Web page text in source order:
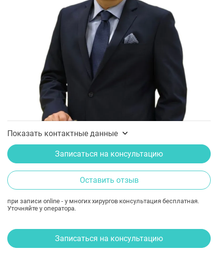
Показать контактные данные
Записаться на консультацию
Оставить отзыв
при записи online - у многих хирургов консультация бесплатная.
Уточняйте у оператора.
Записаться на консультацию